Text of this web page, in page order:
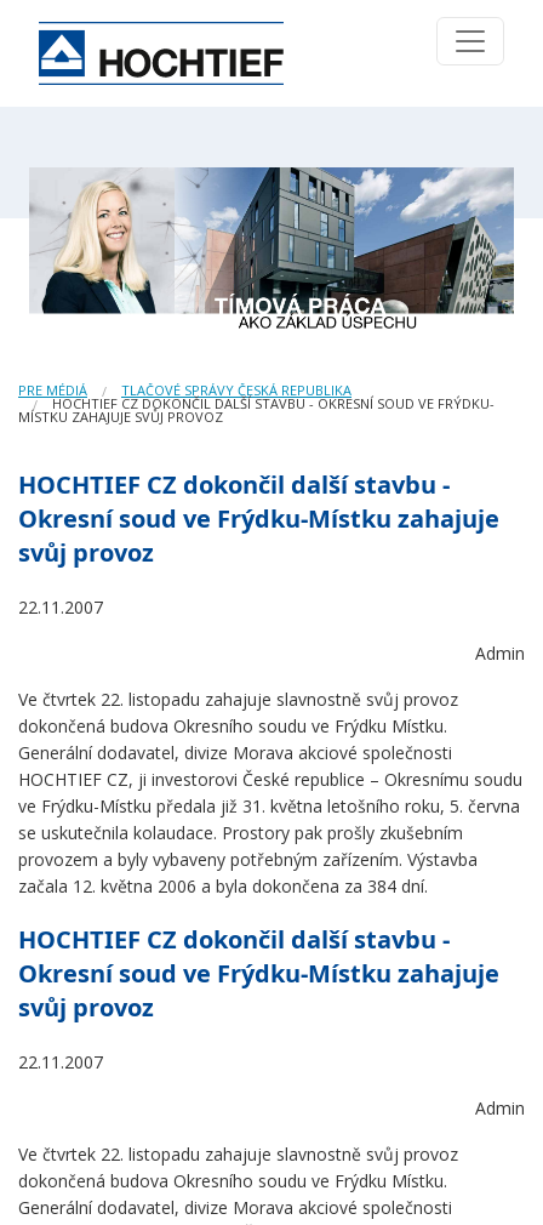
PRE MÉDIÁ TLAČOVÉ SPRÁVY ČESKÁ REPUBLIKA
HOCHTIEF CZ DOKONČIL DALŠÍ STAVBU - OKRESNÍ SOUD VE FRÝDKU-
MÍSTKU ZAHAJUJE SVŮJ PROVOZ
HOCHTIEF CZ dokončil další stavbu -
Okresní soud ve Frýdku-Místku zahajuje
svůj provoz
22.11.2007
Admin
Ve čtvrtek 22. listopadu zahajuje slavnostně svůj provoz
dokončená budova Okresního soudu ve Frýdku Místku.
Generální dodavatel, divize Morava akciové společnosti
HOCHTIEF CZ, ji investorovi České republice – Okresnímu soudu
ve Frýdku-Místku předala již 31. května letošního roku, 5. června
se uskutečnila kolaudace. Prostory pak prošly zkušebním
provozem a byly vybaveny potřebným zařízením. Výstavba
začala 12. května 2006 a byla dokončena za 384 dní.
HOCHTIEF CZ dokončil další stavbu -
Okresní soud ve Frýdku-Místku zahajuje
svůj provoz
22.11.2007
Admin
Ve čtvrtek 22. listopadu zahajuje slavnostně svůj provoz
dokončená budova Okresního soudu ve Frýdku Místku.
Generální dodavatel, divize Morava akciové společnosti